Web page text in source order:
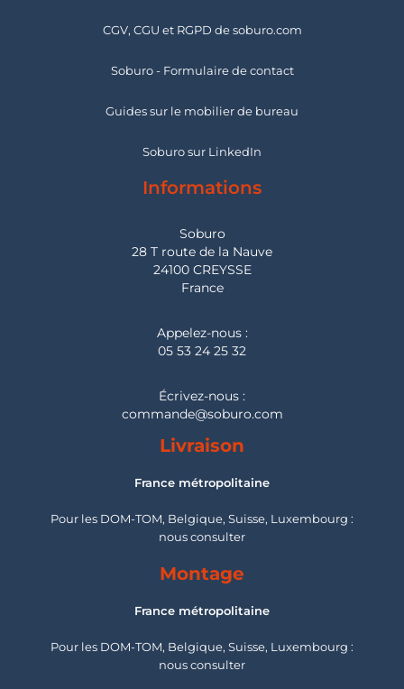
CGV, CGU et RGPD de soburo.com
Soburo - Formulaire de contact
Guides sur le mobilier de bureau
Soburo sur LinkedIn
Informations
Soburo
28 T route de la Nauve
24100 CREYSSE
France
Appelez-nous :
05 53 24 25 32
Écrivez-nous :
commande@soburo.com
Livraison
France métropolitaine
Pour les DOM-TOM, Belgique, Suisse, Luxembourg :
nous consulter
Montage
France métropolitaine
Pour les DOM-TOM, Belgique, Suisse, Luxembourg :
nous consulter